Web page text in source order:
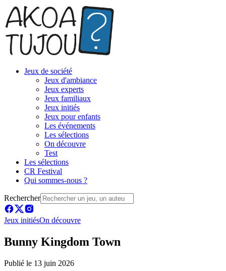
Jeux de société
Jeux d'ambiance
Jeux experts
Jeux familiaux
Jeux initiés
Jeux pour enfants
Les événements
Les sélections
On découvre
Test
Les sélections
CR Festival
Qui sommes-nous ?
Rechercher
Jeux initiésOn découvre
Bunny Kingdom Town
Publié le 13 juin 2026